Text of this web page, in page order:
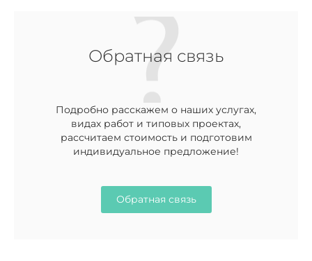
Обратная связь
Подробно расскажем о наших услугах,
видах работ и типовых проектах,
рассчитаем стоимость и подготовим
индивидуальное предложение!
Обратная связь